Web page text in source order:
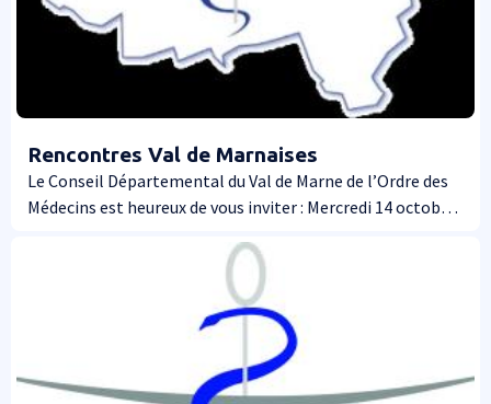
Rencontres Val de Marnaises
Le Conseil Départemental du Val de Marne de l’Ordre des
Médecins est heureux de vous inviter : Mercredi 14 octobre
Hospitalier Intercommunal de Créteil aux « RENCONTRES